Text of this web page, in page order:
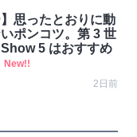
】思ったとおりに動
ポンコツ。第 3 世
5 はおすすめ
New!!
2日前